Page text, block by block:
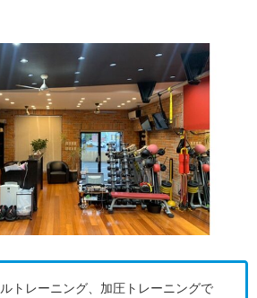
トレーニング、加圧トレーニングで